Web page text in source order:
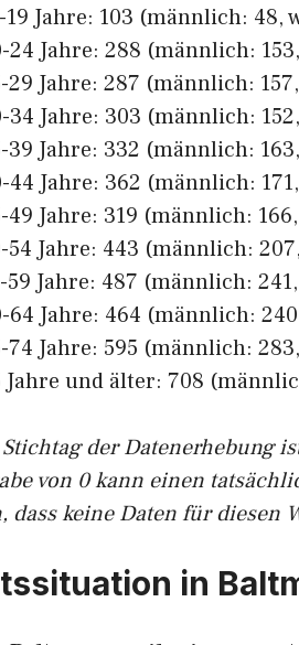
19 Jahre: 103 (männlich: 48,
24 Jahre: 288 (männlich:
29 Jahre: 287 (männlich:
34 Jahre: 303 (männlich:
39 Jahre: 332 (männlich:
44 Jahre: 362 (männlich:
49 Jahre: 319 (männlich:
54 Jahre: 443 (männlich:
59 Jahre: 487 (männlich:
64 Jahre: 464 (männlich:
74 Jahre: 595 (männlich:
Jahre und älter: 708
der Datenerhebung
von 0 kann einen
dass keine Daten für diesen
in